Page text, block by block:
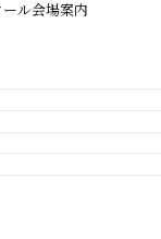
ール会場案内